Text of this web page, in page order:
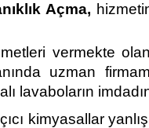
Açma,
vermekte
uzman
lavaboların
kimyasallar